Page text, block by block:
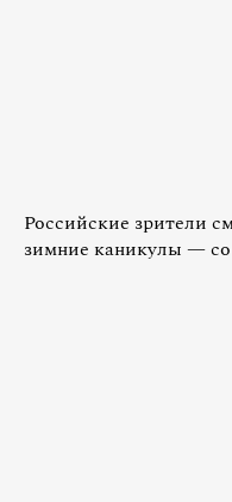
Российские зрители
зимние каникулы — со